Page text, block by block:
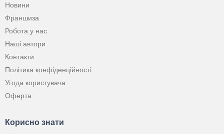
Новини
Франшиза
Робота у нас
Наші автори
Контакти
Політика конфіденційності
Угода користувача
Оферта
Корисно знати